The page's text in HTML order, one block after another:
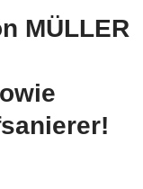
MÜLLER